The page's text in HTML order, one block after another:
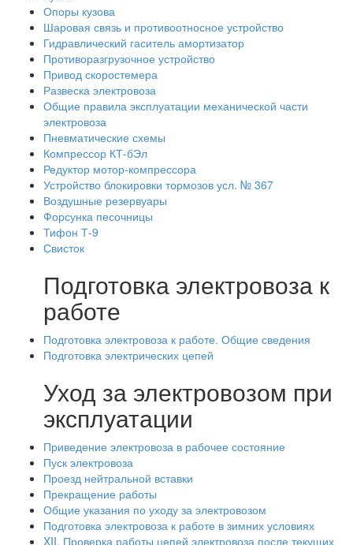
Опоры кузова
Шаровая связь и противоотносное устройство
Гидравлический гаситель амортизатор
Противоразгрузочное устройство
Привод скоростемера
Развеска электровоза
Общие правила эксплуатации механической части
электровоза
Пневматические схемы
Компрессор КТ-бЭл
Редуктор мотор-компрессора
Устройство блокировки тормозов усл. № 367
Воздушные резервуары
Форсунка песочницы
Тифон Т-9
Свисток
Подготовка электровоза к
работе
Подготовка электровоза к работе. Общие сведения
Подготовка электрических цепей
Уход за электровозом при
эксплуатации
Приведение электровоза в рабочее состояние
Пуск электровоза
Проезд нейтральной вставки
Прекращение работы
Общие указания по уходу за электровозом
Подготовка электровоза к работе в зимних условиях
XII. Проверка работы цепей электровоза после текущих